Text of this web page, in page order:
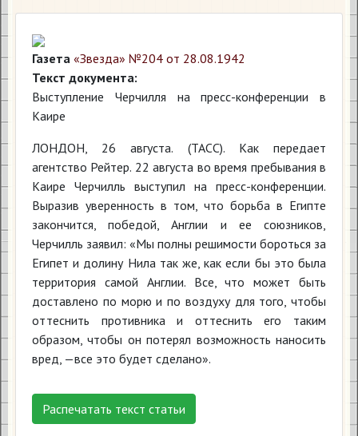
Газета «Звезда» №204 от 28.08.1942
Текст документа:
Выступление Черчилля на пресс-конференции в
Каире
ЛОНДОН, 26 августа. (ТАСС). Как передает
агентство Рейтер. 22 августа во время пребывания в
Каире Черчилль выступил на пресс-конференции.
Выразив уверенность в том, что борьба в Египте
закончится, победой, Англии и ее союзников,
Черчилль заявил: «Мы полны решимости бороться за
Египет и долину Нила так же, как если бы это была
территория самой Англии. Все, что может быть
доставлено по морю и по воздуху для того, чтобы
оттеснить противника и оттеснить его таким
образом, чтобы он потерял возможность наносить
вред, —все это будет сделано».
Распечатать текст статьи